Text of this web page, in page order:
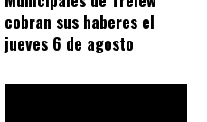
cobran sus haberes el
jueves 6 de agosto